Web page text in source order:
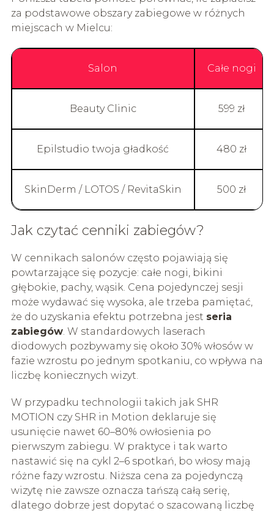
za podstawowe obszary zabiegowe w różnych
miejscach w Mielcu:
Salon Całe nogi
Beauty Clinic 599 zł
Epilstudio twoja gładkość 480 zł
SkinDerm / LOTOS / RevitaSkin 500 zł
Jak czytać cenniki zabiegów?
W cennikach salonów często pojawiają się
powtarzające się pozycje: całe nogi, bikini
głębokie, pachy, wąsik. Cena pojedynczej sesji
może wydawać się wysoka, ale trzeba pamiętać,
że do uzyskania efektu potrzebna jest seria
zabiegów. W standardowych laserach
diodowych pozbywamy się około 30% włosów w
fazie wzrostu po jednym spotkaniu, co wpływa na
liczbę koniecznych wizyt.
W przypadku technologii takich jak SHR
MOTION czy SHR in Motion deklaruje się
usunięcie nawet 60–80% owłosienia po
pierwszym zabiegu. W praktyce i tak warto
nastawić się na cykl 2–6 spotkań, bo włosy mają
różne fazy wzrostu. Niższa cena za pojedynczą
wizytę nie zawsze oznacza tańszą całą serię,
dlatego dobrze jest dopytać o szacowaną liczbę